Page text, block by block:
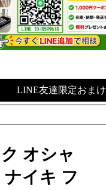
LINE友達限定おまけ
オシャ
イキ フ